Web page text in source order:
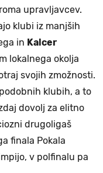
upravljavcev.
klubi iz manjših
in Kalcer
lokalnega okolja
svojih zmožnosti.
klubih, a to
dovolj za elitno
drugoligaš
finala Pokala
v polfinalu pa